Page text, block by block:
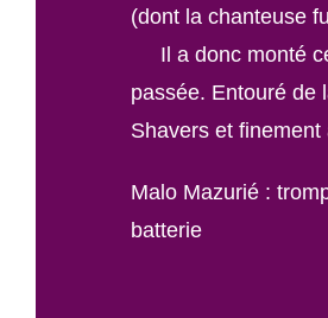
(dont la chanteuse
Il a donc monté ce
passée. Entouré de
Shavers et
Malo Mazurié :
batterie